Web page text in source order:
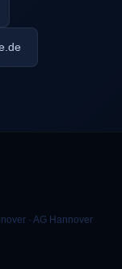
· AG Hannover